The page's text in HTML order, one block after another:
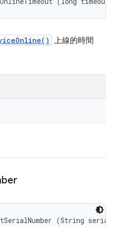
上線的時間
(String